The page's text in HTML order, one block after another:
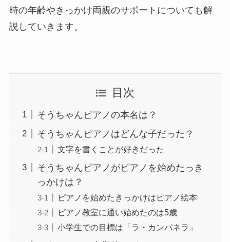
時の年齢やきっかけ両親のサポートについても解
説していきます。
目次
そうちゃんピアノの本名は？
そうちゃんピアノはどんな子だった？
文字を書くことが好きだった
そうちゃんピアノがピアノを始めたっき
っかけは？
ピアノを始めたきっかけはピアノ絵本
ピアノ教室に通い始めたのは5歳
小学生での目標は「ラ・カンパネラ」